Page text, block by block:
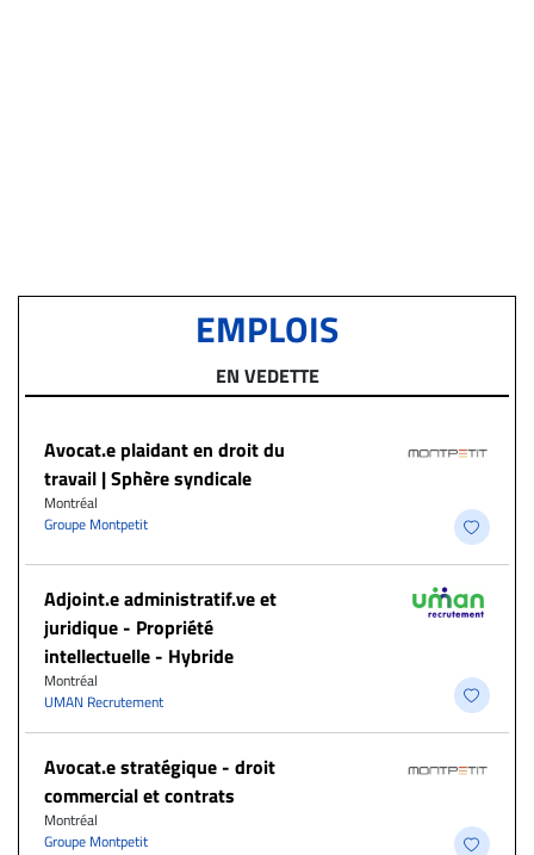
EMPLOIS
EN VEDETTE
Avocat.e plaidant en droit du
travail | Sphère syndicale
Montréal
Groupe Montpetit
Adjoint.e administratif.ve et
juridique - Propriété
intellectuelle - Hybride
Montréal
UMAN Recrutement
Avocat.e stratégique - droit
commercial et contrats
Montréal
Groupe Montpetit